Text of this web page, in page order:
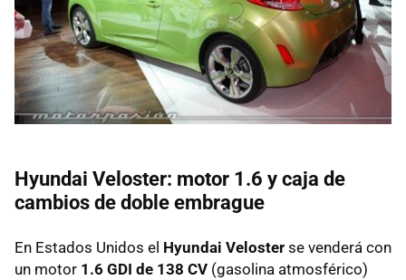
Hyundai Veloster: motor 1.6 y caja de
cambios de doble embrague
En Estados Unidos el Hyundai Veloster se venderá con
un motor 1.6 GDI de 138 CV (gasolina atmosférico)